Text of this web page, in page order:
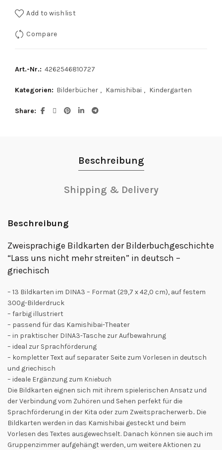
Add to wishlist
Compare
Art.-Nr.: 4262546810727
Kategorien: Bilderbücher , Kamishibai , Kindergarten
Share
Beschreibung
Shipping & Delivery
Beschreibung
Zweisprachige Bildkarten der Bilderbuchgeschichte
“Lass uns nicht mehr streiten” in deutsch –
griechisch
– 13 Bildkarten im DINA3 – Format (29,7 x 42,0 cm), auf festem
300g-Bilderdruck
– farbig illustriert
– passend für das Kamishibai-Theater
– in praktischer DINA3-Tasche zur Aufbewahrung
– ideal zur Sprachförderung
– kompletter Text auf separater Seite zum Vorlesen in deutsch
und griechisch
– ideale Ergänzung zum Kniebuch
Die Bildkarten eignen sich mit ihrem spielerischen Ansatz und
der Verbindung vom Zuhören und Sehen perfekt für die
Sprachförderung in der Kita oder zum Zweitspracherwerb.. Die
Bildkarten werden in das Kamishibai gesteckt und beim
Vorlesen des Textes ausgewechselt. Danach können sie auch im
Gruppenzimmer aufgehängt werden, um weitere Aktionen zu